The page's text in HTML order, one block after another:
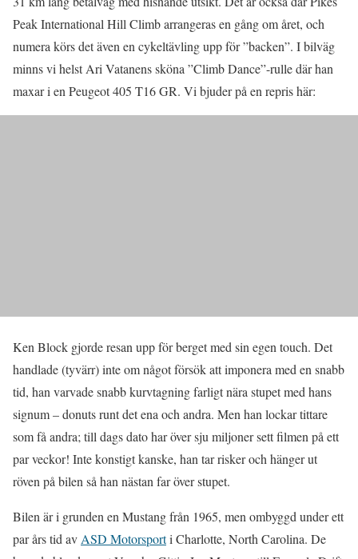
Peak International Hill Climb arrangeras en gång om året, och
numera körs det även en cykeltävling upp för ”backen”. I bilväg
minns vi helst Ari Vatanens sköna ”Climb Dance”-rulle där han
maxar i en Peugeot 405 T16 GR. Vi bjuder på en repris här:
Ken Block gjorde resan upp för berget med sin egen touch. Det
handlade (tyvärr) inte om något försök att imponera med en snabb
tid, han varvade snabb kurvtagning farligt nära stupet med hans
signum – donuts runt det ena och andra. Men han lockar tittare
som få andra; till dags dato har över sju miljoner sett filmen på ett
par veckor! Inte konstigt kanske, han tar risker och hänger ut
röven på bilen så han nästan far över stupet.
Bilen är i grunden en Mustang från 1965, men ombyggd under ett
par års tid av ASD Motorsporti Charlotte, North Carolina. De